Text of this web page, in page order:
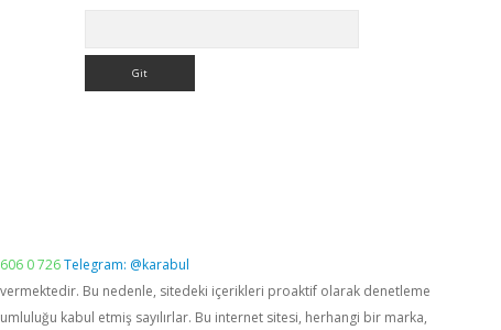
0 726Telegram: @karabul
vermektedir. Bu nedenle, sitedeki içerikleri proaktif olarak denetleme
kabul etmiş sayılırlar. Bu internet sitesi, herhangi bir marka,